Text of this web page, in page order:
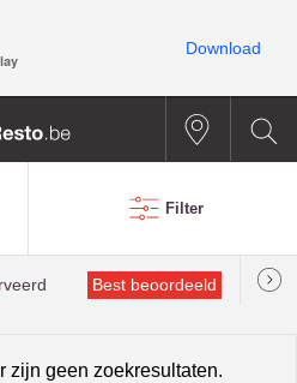
Filter
Best beoordeeld
zijn geen zoekresultaten.
Download